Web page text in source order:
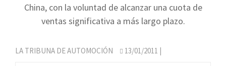
China, con la voluntad de alcanzar una cuota de
ventas significativa a más largo plazo.
LA TRIBUNA DE AUTOMOCIÓN 13/01/2011 |